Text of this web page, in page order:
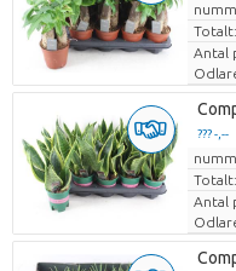
Pris
Totalt:
??? -,--
Pris
Totalt: